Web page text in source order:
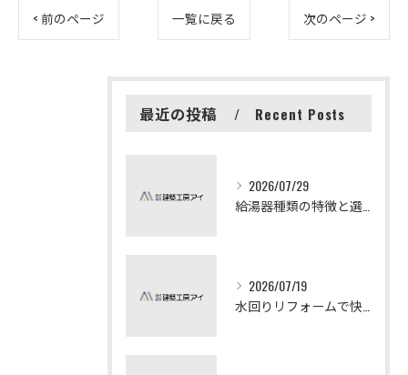
< 前のページ 一覧に戻る 次のページ >
最近の投稿 Recent Posts
2026/07/29
2026/07/19